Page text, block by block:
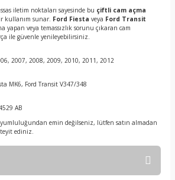
iletim noktaları sayesinde bu çiftli cam açma
kullanım sunar. Ford Fiesta veya Ford Transit
yapan veya temassızlık sorunu çıkaran cam
ile güvenle yenileyebilirsiniz.
2007, 2008, 2009, 2010, 2011, 2012
MK6, Ford Transit V347/348
AB
emin değilseniz, lütfen satın almadan
ediniz.